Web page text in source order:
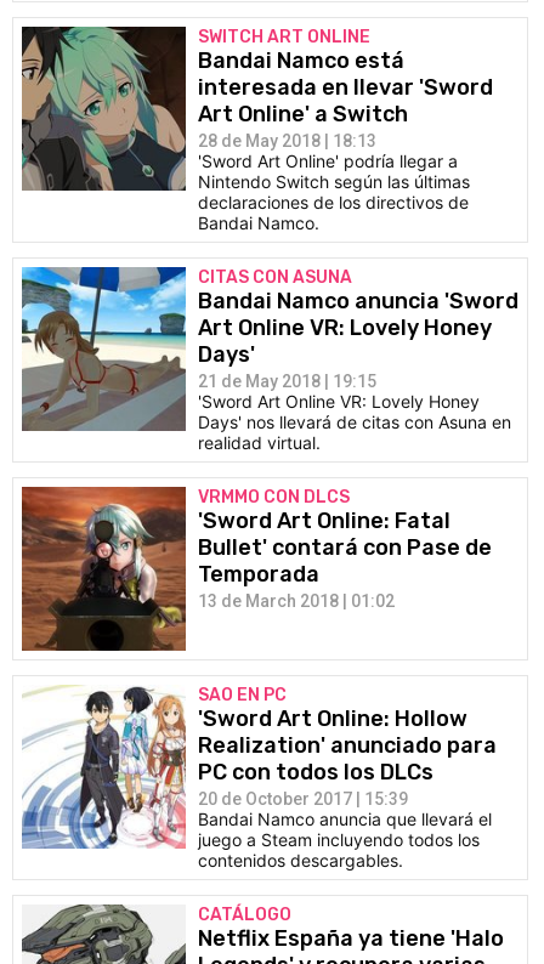
SWITCH ART ONLINE
Bandai Namco está
interesada en llevar 'Sword
Art Online' a Switch
28 de May 2018 | 18:13
'Sword Art Online' podría llegar a
Nintendo Switch según las últimas
declaraciones de los directivos de
Bandai Namco.
CITAS CON ASUNA
Bandai Namco anuncia 'Sword
Art Online VR: Lovely Honey
Days'
21 de May 2018 | 19:15
'Sword Art Online VR: Lovely Honey
Days' nos llevará de citas con Asuna en
realidad virtual.
VRMMO CON DLCS
'Sword Art Online: Fatal
Bullet' contará con Pase de
Temporada
13 de March 2018 | 01:02
SAO EN PC
'Sword Art Online: Hollow
Realization' anunciado para
PC con todos los DLCs
20 de October 2017 | 15:39
Bandai Namco anuncia que llevará el
juego a Steam incluyendo todos los
contenidos descargables.
CATÁLOGO
Netflix España ya tiene 'Halo